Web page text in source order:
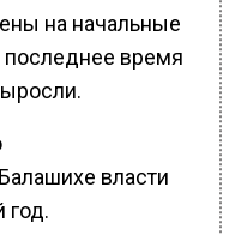
на начальные
время
власти
год.